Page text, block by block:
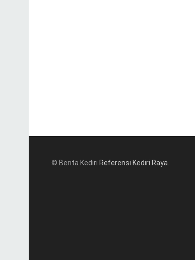
© Berita Kediri Referensi Kediri Raya